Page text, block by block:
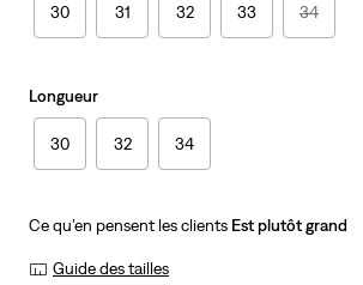
30 31 32 33 34
Longueur
30 32 34
Ce qu’en pensent les clients Est plutôt grand
Guide des tailles